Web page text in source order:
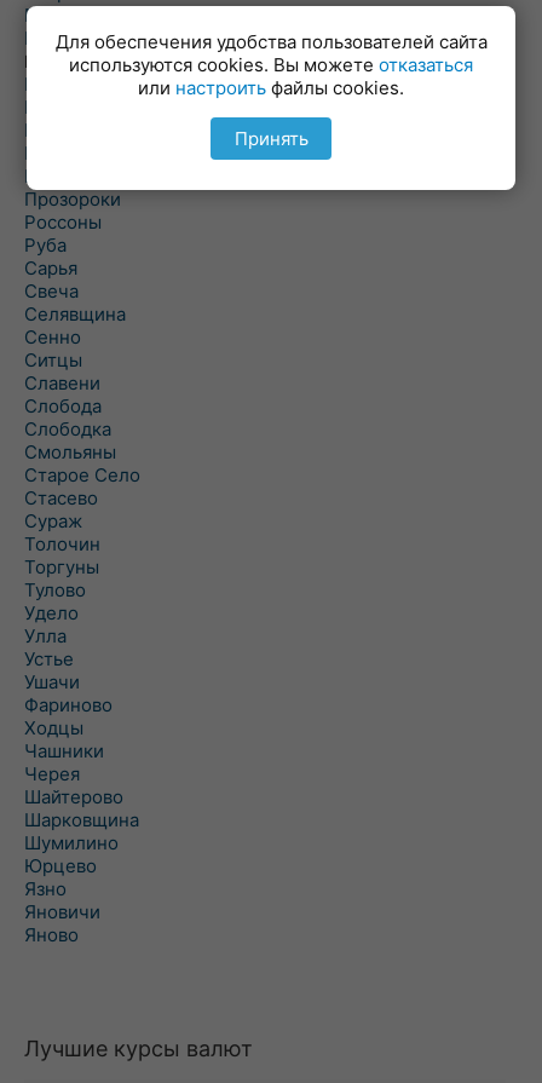
Пальминка
Парафьяново
Плисса
Повятье
Погоща
Подсвилье
Полоцк
Поставы
Прозороки
Россоны
Руба
Сарья
Свеча
Селявщина
Сенно
Ситцы
Славени
Слобода
Слободка
Смольяны
Старое Село
Стасево
Сураж
Толочин
Торгуны
Тулово
Удело
Улла
Устье
Ушачи
Фариново
Ходцы
Чашники
Черея
Шайтерово
Шарковщина
Шумилино
Юрцево
Язно
Яновичи
Яново
Лучшие курсы валют
Для обеспечения удобства пользователей сайта
используются cookies. Вы можете отказаться
или настроить файлы cookies.
Принять